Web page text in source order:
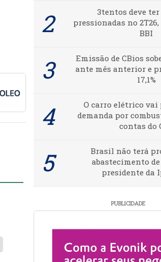
3tentos deve
pressionadas no
BBI
Emissão de CBios
ante mês anterior e
17,1%
O carro elétrico vai
demanda por
contas do
Brasil não terá
abastecimento
presidente da
PUBLICIDADE